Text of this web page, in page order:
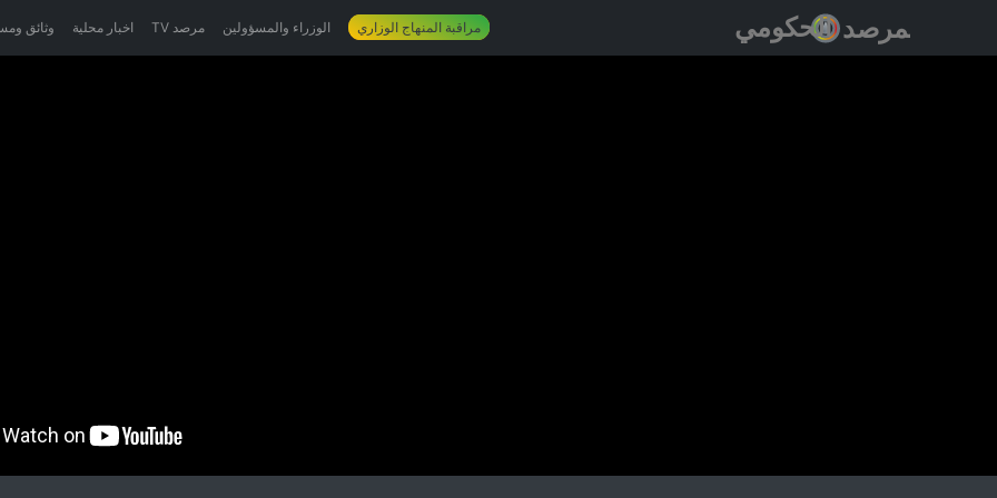
وثائق اخبار محلية مرصد TV الوزراء والمسؤولين مراقبة المنهاج الوزاري